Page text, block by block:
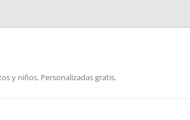
y niños. Personalizadas gratis.